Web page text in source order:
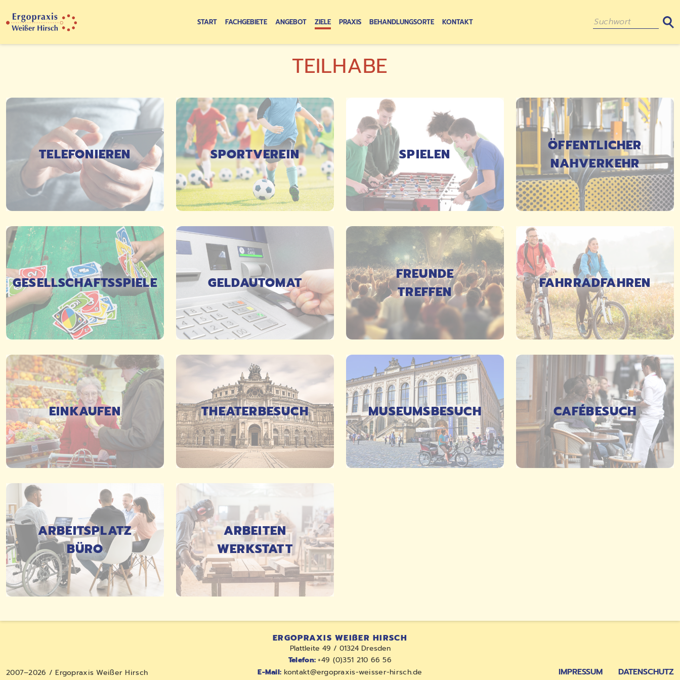
START FACHGEBIETE ANGEBOT ZIELE PRAXIS BEHANDLUNGSORTE KONTAKT
TEILHABE
TELEFONIEREN
DETAILS
SPORTVEREIN
DETAILS
SPIELEN
DETAILS
ÖFFENTLICHER
NAHVERKEHR
DETAILS
GESELLSCHAFTSSPIELE
DETAILS
GELDAUTOMAT
DETAILS
FREUNDE
TREFFEN
DETAILS
FAHRRADFAHREN
DETAILS
EINKAUFEN
DETAILS
THEATERBESUCH
DETAILS
MUSEUMSBESUCH
DETAILS
CAFÉBESUCH
DETAILS
ARBEITSPLATZ
BÜRO
ARBEITEN
WERKSTATT
2007–2026 / Ergopraxis Weißer Hirsch
ERGOPRAXIS WEIßER HIRSCH
Plattleite 49 / 01324 Dresden
Telefon:+49 (0)351 210 66 56
E-Mail: kontakt@ergopraxis-weisser-hirsch.de IMPRESSUM DATENSCHUTZ